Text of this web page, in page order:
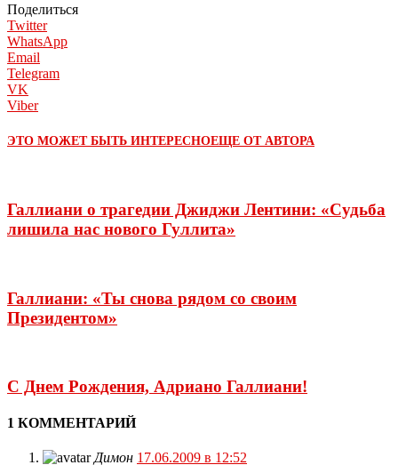
Поделиться
Twitter
WhatsApp
Email
Telegram
VK
Viber
ЭТО МОЖЕТ БЫТЬ ИНТЕРЕСНОЕЩЕ ОТ АВТОРА
Галлиани о трагедии Джиджи Лентини: «Судьба
лишила нас нового Гуллита»
Галлиани: «Ты снова рядом со своим
Президентом»
С Днем Рождения, Адриано Галлиани!
1 КОММЕНТАРИЙ
Димон 17.06.2009 в 12:52